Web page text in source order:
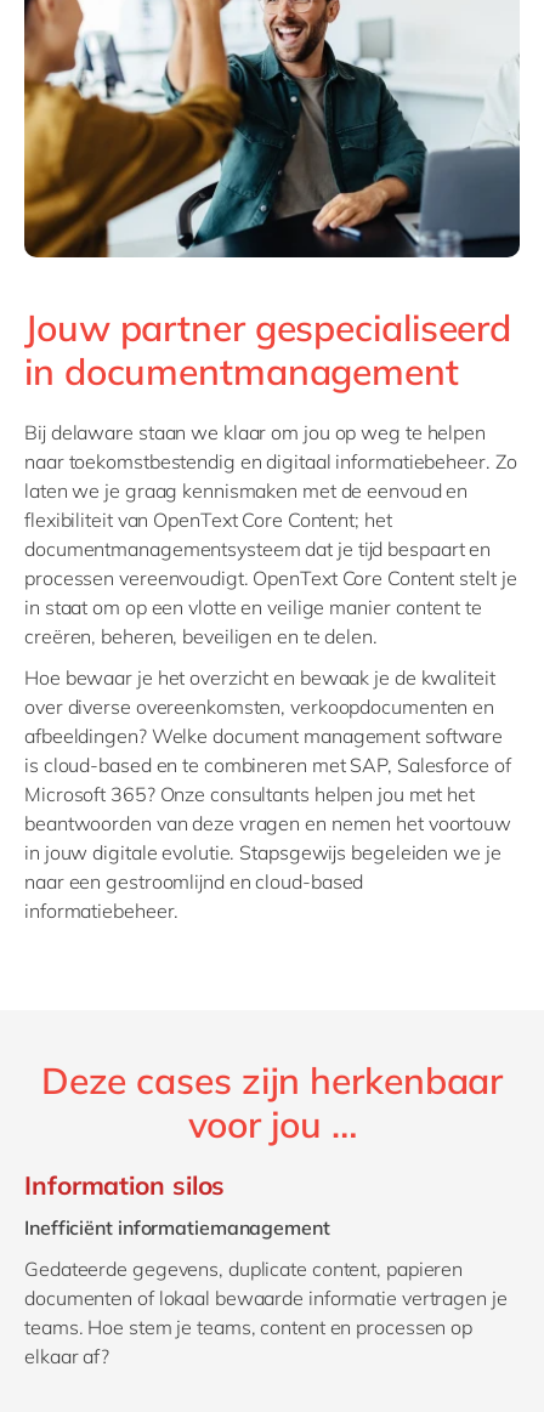
Philippines
Singapore
en
Switzerland
UK & Ireland
en
USA & Canada
Jouw partner gespecialiseerd
in documentmanagement
Bij delaware staan we klaar om jou op weg te helpen
naar toekomstbestendig en digitaal informatiebeheer. Zo
laten we je graag kennismaken met de eenvoud en
flexibiliteit van OpenText Core Content; het
documentmanagementsysteem dat je tijd bespaart en
processen vereenvoudigt. OpenText Core Content stelt je
in staat om op een vlotte en veilige manier content te
creëren, beheren, beveiligen en te delen.
Hoe bewaar je het overzicht en bewaak je de kwaliteit
over diverse overeenkomsten, verkoopdocumenten en
afbeeldingen? Welke document management software
is cloud-based en te combineren met SAP, Salesforce of
Microsoft 365? Onze consultants helpen jou met het
beantwoorden van deze vragen en nemen het voortouw
in jouw digitale evolutie. Stapsgewijs begeleiden we je
naar een gestroomlijnd en cloud-based
informatiebeheer.
Deze cases zijn herkenbaar
voor jou …
Information silos
Inefficiënt informatiemanagement
Gedateerde gegevens, duplicate content, papieren
documenten of lokaal bewaarde informatie vertragen je
teams. Hoe stem je teams, content en processen op
elkaar af?